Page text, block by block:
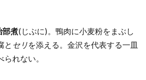
部煮(じぶに)。鴨肉に小麦粉をまぶし
と セリを添える。金沢を代表する一皿
れない。